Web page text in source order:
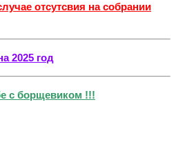
отсутсвия на собрании
2025 год
с борщевиком !!!